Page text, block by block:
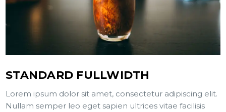
STANDARD FULLWIDTH
Lorem ipsum dolor sit amet, consectetur adipiscing elit.
Nullam semper leo eget sapien ultrices vitae facilisis